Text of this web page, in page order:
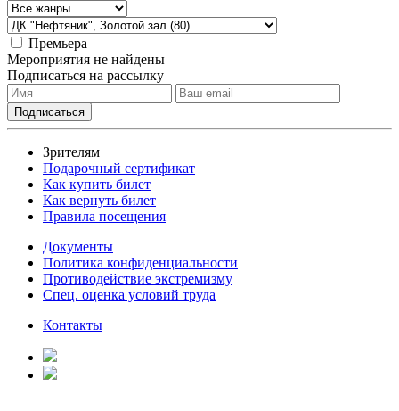
Премьера
Мероприятия не найдены
Подписаться на рассылку
Зрителям
Подарочный сертификат
Как купить билет
Как вернуть билет
Правила посещения
Документы
Политика конфиденциальности
Противодействие экстремизму
Спец. оценка условий труда
Контакты